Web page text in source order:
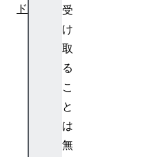
受
け
取
る
こ
と
は
無
ド